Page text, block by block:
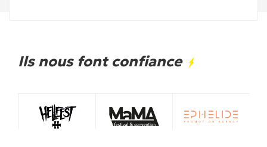
Ils nous font confiance